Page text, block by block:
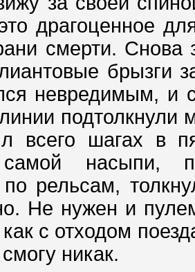
драгоценное
смерти.
брызги
невредимым, и
подтолкнули
всего шагах в
насыпи,
по рельсам,
Не нужен и
с отходом
никак.